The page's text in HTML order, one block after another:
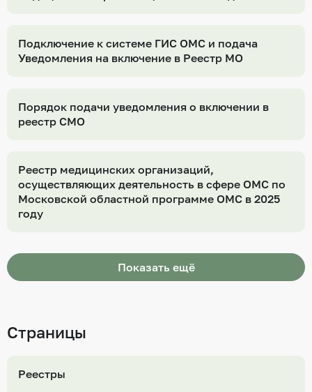
Подключение к системе ГИС ОМС и подача
Уведомления на включение в Реестр МО
Порядок подачи уведомления о включении в
реестр СМО
Реестр медицинских организаций,
осуществляющих деятельность в сфере ОМС по
Московской областной программе ОМС в 2025
году
Показать ещё
Страницы
Реестры